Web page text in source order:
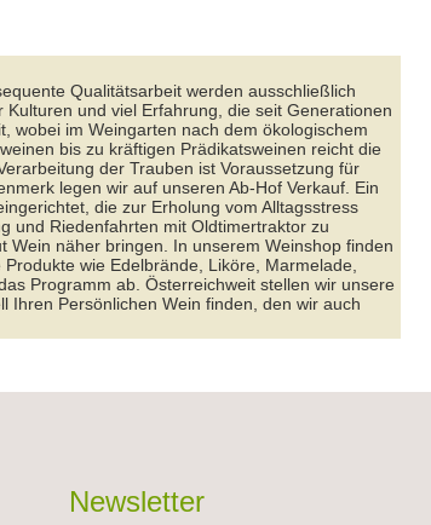
Qualitätsarbeit werden ausschließlich
und viel Erfahrung, die seit Generationen
wobei im Weingarten nach dem ökologischem
bis zu kräftigen Prädikatsweinen reicht die
der Trauben ist Voraussetzung für
legen wir auf unseren Ab-Hof Verkauf. Ein
die zur Erholung vom Alltagsstress
und Riedenfahrten mit Oldtimertraktor zu
Wein näher bringen. In unserem Weinshop finden
wie Edelbrände, Liköre, Marmelade,
Programm ab. Österreichweit stellen wir unsere
Ihren Persönlichen Wein finden, den wir auch
Newsletter